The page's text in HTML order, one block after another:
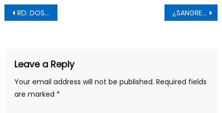
Post
navigation
RD: DOS PAÍSES ¿SANGRE NUEVA?
Leave a Reply
Your email address will not be published. Required fields
are marked *